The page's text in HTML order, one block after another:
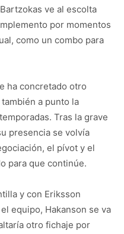
ve al escolta
por momentos
como un combo para
ha concretado otro
a punto la
Tras la grave
presencia se volvía
el pívot y el
para que continúe.
y con Eriksson
equipo, Hakanson se va
otro fichaje por